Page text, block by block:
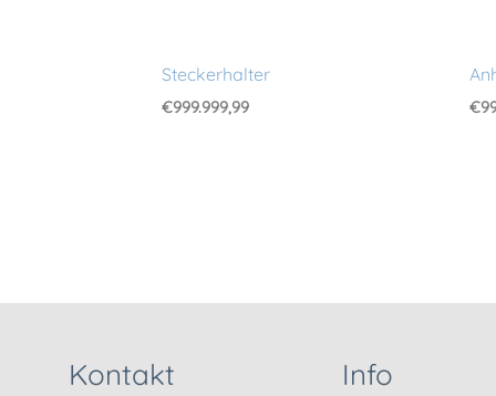
Steckerhalter
€999.999,99 €
Kontakt Info